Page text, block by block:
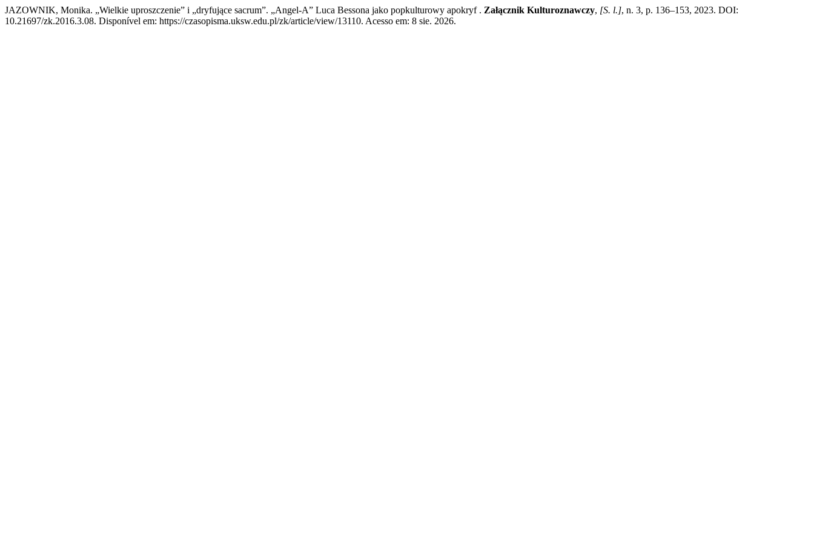
JAZOWNIK, Monika. „Wielkie uproszczenie” i „dryfujące sacrum”. „Angel-A” Luca Bessona jako popkulturowy apokryf . Załącznik Kulturoznawczy, [S. l.], n. 3, p. 136–153, 2023. DOI:
10.21697/zk.2016.3.08. Disponível em: https://czasopisma.uksw.edu.pl/zk/article/view/13110. Acesso em: 8 sie. 2026.